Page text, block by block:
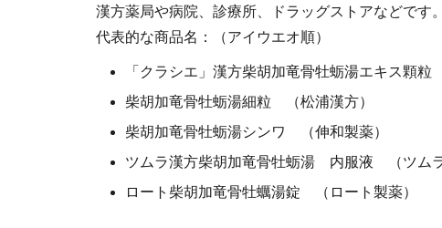
漢方薬局や病院、診療所、ドラッグストアなどです。
代表的な商品名：（アイウエオ順）
「クラシエ」漢方柴胡加竜骨牡蛎湯エキス顆粒
柴胡加竜骨牡蛎湯細粒 （松浦漢方）
柴胡加竜骨牡蛎湯シンワ （伸和製薬）
ツムラ漢方柴胡加竜骨牡蛎湯 内服液 （ツムラ
ロート柴胡加竜骨牡蠣湯錠 （ロート製薬）